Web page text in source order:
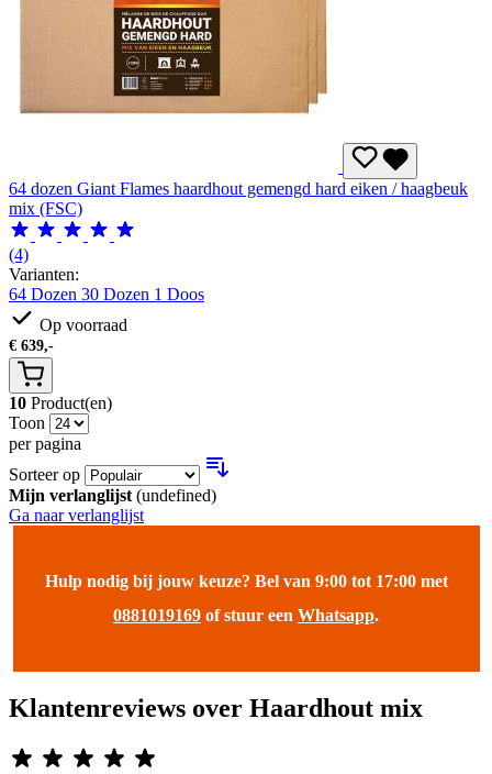
64 dozen Giant Flames haardhout gemengd hard eiken / haagbeuk
mix (FSC)
(4)
Varianten:
64 Dozen 30 Dozen 1 Doos
Op voorraad
€ 639,-
10 Product(en)
Toon
per pagina
Sorteer op
Mijn verlanglijst (undefined)
Ga naar verlanglijst
Hulp nodig bij jouw keuze? Bel van 9:00 tot 17:00 met
0881019169 of stuur een Whatsapp.
Klantenreviews over Haardhout mix